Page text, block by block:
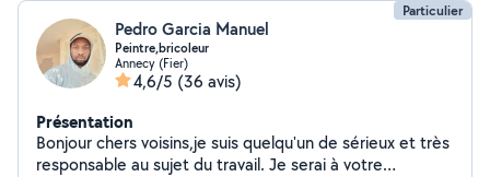
Particulier
Pedro Garcia Manuel
Peintre,bricoleur
Annecy (Fier)
4,6/5 (36 avis)
Présentation
Bonjour chers voisins,je suis quelqu'un de sérieux et très
responsable au sujet du travail. Je serai à votre